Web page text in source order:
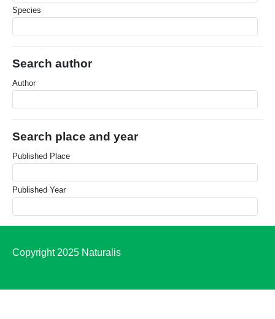
Species
Search author
Author
Search place and year
Published Place
Published Year
Copyright 2025 Naturalis